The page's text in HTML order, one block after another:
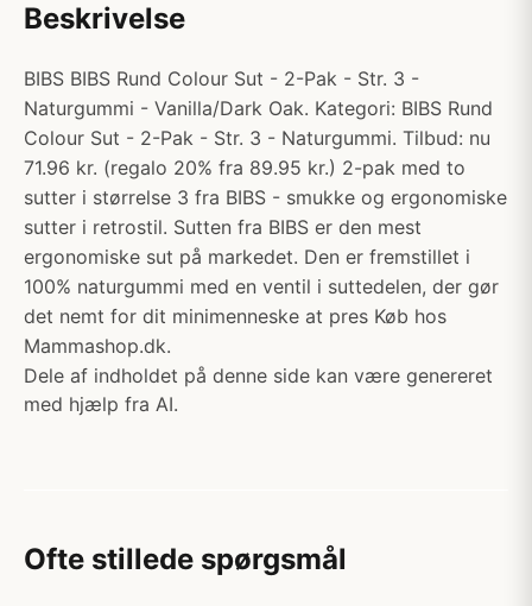
Beskrivelse
BIBS BIBS Rund Colour Sut - 2-Pak - Str. 3 -
Naturgummi - Vanilla/Dark Oak. Kategori: BIBS Rund
Colour Sut - 2-Pak - Str. 3 - Naturgummi. Tilbud: nu
71.96 kr. (regalo 20% fra 89.95 kr.) 2-pak med to
sutter i størrelse 3 fra BIBS - smukke og ergonomiske
sutter i retrostil. Sutten fra BIBS er den mest
ergonomiske sut på markedet. Den er fremstillet i
100% naturgummi med en ventil i suttedelen, der gør
det nemt for dit minimenneske at pres Køb hos
Mammashop.dk.
Dele af indholdet på denne side kan være genereret
med hjælp fra AI.
Ofte stillede spørgsmål